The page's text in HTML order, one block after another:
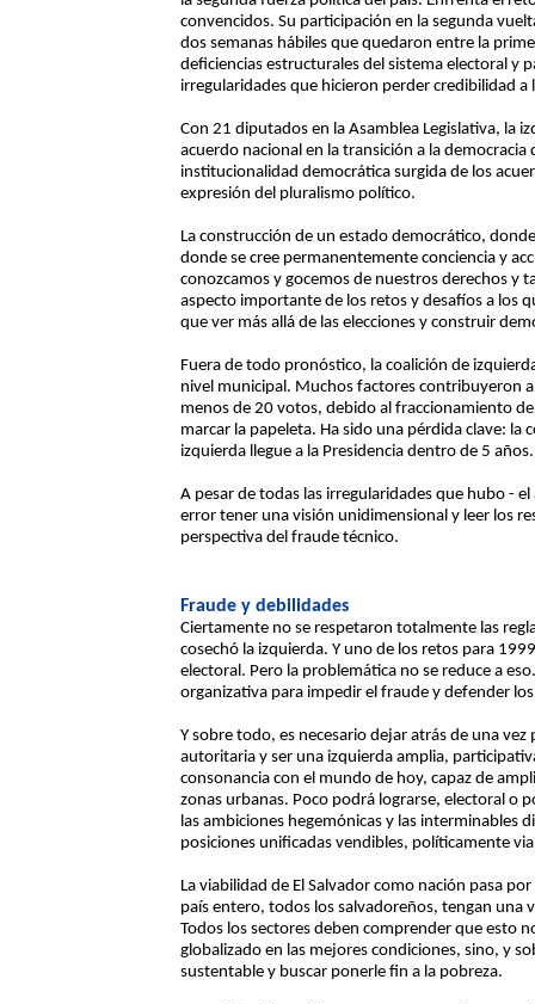
convencidos. Su participación en la segunda
dos semanas hábiles que quedaron entre la
deficiencias estructurales del sistema electoral y
irregularidades que hicieron perder credibilidad a
Con 21 diputados en la Asamblea Legislativa, la
acuerdo nacional en la transición a la
institucionalidad democrática surgida de los
expresión del pluralismo político.
La construcción de un estado democrático,
donde se cree permanentemente conciencia y
conozcamos y gocemos de nuestros derechos y
aspecto importante de los retos y desafíos a los
que ver más allá de las elecciones y construir
Fuera de todo pronóstico, la coalición de
nivel municipal. Muchos factores contribuyeron
menos de 20 votos, debido al fraccionamiento
marcar la papeleta. Ha sido una pérdida clave: la
izquierda llegue a la Presidencia dentro de 5 años.
A pesar de todas las irregularidades que hubo -
error tener una visión unidimensional y leer los
perspectiva del fraude técnico.
Fraude y debilidades
Ciertamente no se respetaron totalmente las
cosechó la izquierda. Y uno de los retos para
electoral. Pero la problemática no se reduce a
organizativa para impedir el fraude y defender
Y sobre todo, es necesario dejar atrás de una
autoritaria y ser una izquierda amplia,
consonancia con el mundo de hoy, capaz de
zonas urbanas. Poco podrá lograrse, electoral o
las ambiciones hegemónicas y las interminables
posiciones unificadas vendibles, políticamente
La viabilidad de El Salvador como nación pasa
país entero, todos los salvadoreños, tengan una
Todos los sectores deben comprender que esto
globalizado en las mejores condiciones, sino, y
sustentable y buscar ponerle fin a la pobreza.